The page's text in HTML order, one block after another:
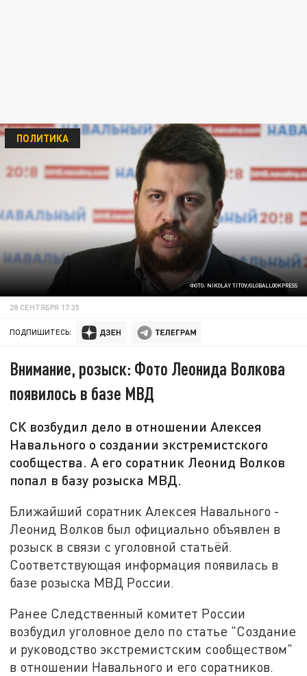
ФОТО: NIKOLAY TITOV/GLOBALLOOKPRESS
ПОЛИТИКА
28 СЕНТЯБРЯ 17:35
ПОДПИШИТЕСЬ:
Внимание, розыск: Фото Леонида Волкова
появилось в базе МВД
СК возбудил дело в отношении Алексея
Навального о создании экстремистского
сообщества. А его соратник Леонид Волков
попал в базу розыска МВД.
Ближайший соратник Алексея Навального -
Леонид Волков был официально объявлен в
розыск в связи с уголовной статьёй.
Соответствующая информация появилась в
базе розыска МВД России.
Ранее Следственный комитет России
возбудил уголовное дело по статье "Создание
и руководство экстремистским сообществом"
в отношении Навального и его соратников.